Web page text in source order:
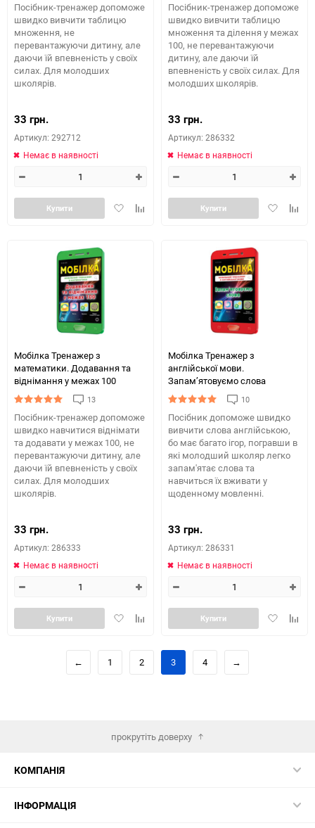
Посібник-тренажер допоможе
швидко вивчити таблицю
множення, не
перевантажуючи дитину, але
даючи їй впевненість у своїх
силах. Для молодших
школярів.
33 грн.
Артикул: 292712
Немає в наявності
ДодатиДодайте
Купити
Посібник-тренажер допоможе
швидко вивчити таблицю
множення та ділення у межах
100, не перевантажуючи
дитину, але даючи їй
впевненість у своїх силах. Для
молодших школярів.
33 грн.
Артикул: 286332
Немає в наявності
Додати
Купити
Мобілка Тренажер з
математики. Додавання та
вiднiмання у межах 100
13
Посібник-тренажер допоможе
швидко навчитися віднімати
та додавати у межах 100, не
перевантажуючи дитину, але
даючи їй впевненість у своїх
силах. Для молодших
школярів.
33 грн.
Артикул: 286333
Немає в наявності
ДодатиДодайте
порівняння
Купити
Мобілка Тренажер з
англійської мови.
Запам’ятовуємо слова
10
Посібник допоможе швидко
вивчити слова англійською,
бо має багато ігор, погравши в
які молодший школяр легко
запам'ятає слова та
навчиться їх вживати у
щоденному мовленні.
33 грн.
Артикул: 286331
Немає в наявності
Додати
Купити
← 1 2 3 4 →
прокрутіть доверху
КОМПАНІЯ
ІНФОРМАЦІЯ